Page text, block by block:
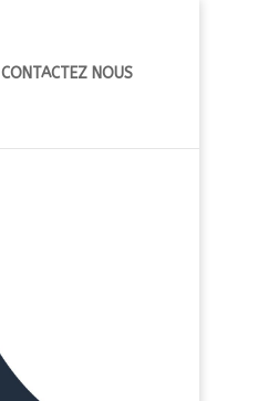
CONTACTEZ NOUS